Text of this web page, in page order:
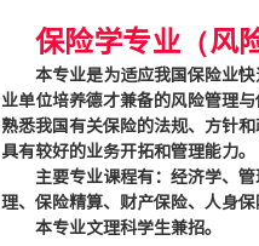
保险学专业（风
本专业是为适应我国保险业
业单位培养德才兼备的风险管理
熟悉我国有关保险的法规、方针
具有较好的业务开拓和管理能力。
主要专业课程有：经济学、
理、保险精算、财产保险、人身
本专业文理科学生兼招。